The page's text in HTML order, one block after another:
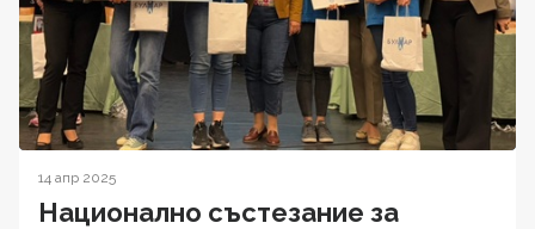
14 апр 2025
Национално състезание за